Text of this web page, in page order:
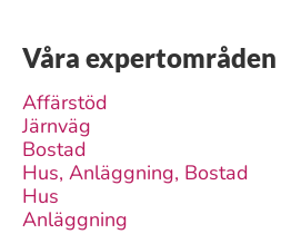
Våra expertområden
Affärstöd
Järnväg
Bostad
Hus, Anläggning, Bostad
Hus
Anläggning